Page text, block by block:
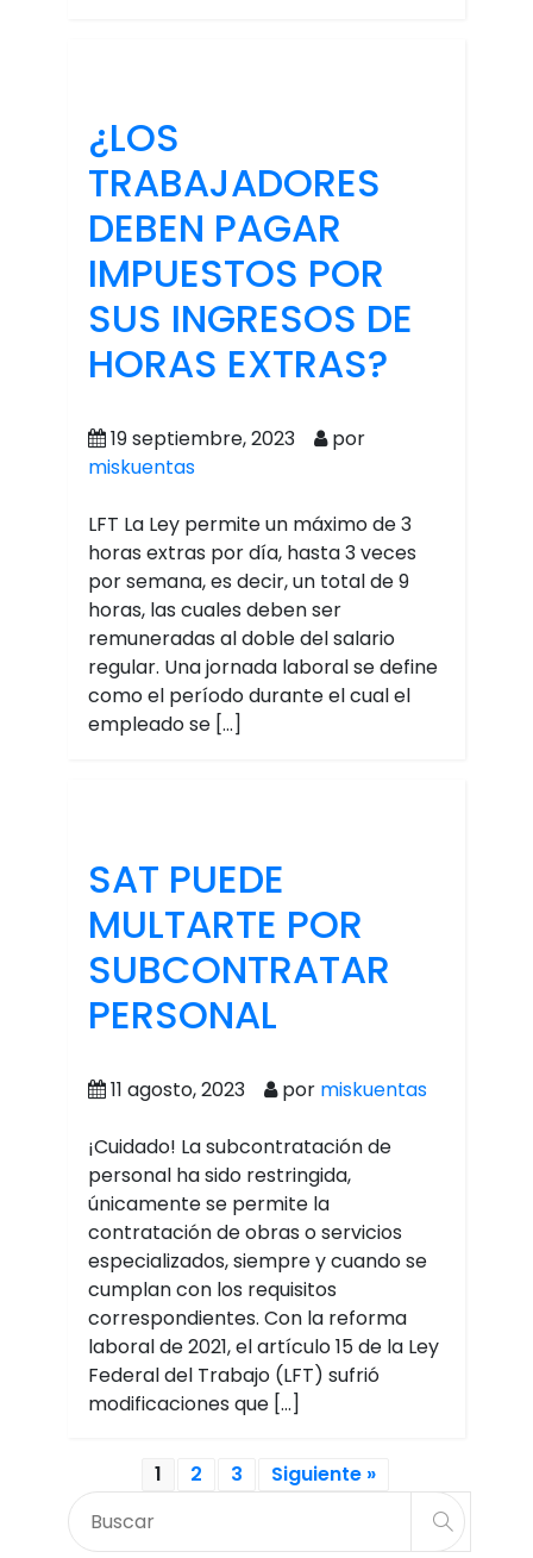
¿LOS
TRABAJADORES
DEBEN PAGAR
IMPUESTOS POR
SUS INGRESOS DE
HORAS EXTRAS?
19 septiembre, 2023
por
miskuentas
LFT La Ley permite un máximo de 3
horas extras por día, hasta 3 veces
por semana, es decir, un total de 9
horas, las cuales deben ser
remuneradas al doble del salario
regular. Una jornada laboral se define
como el período durante el cual el
empleado se […]
SAT PUEDE
MULTARTE POR
SUBCONTRATAR
PERSONAL
11 agosto, 2023 por miskuentas
¡Cuidado! La subcontratación de
personal ha sido restringida,
únicamente se permite la
contratación de obras o servicios
especializados, siempre y cuando se
cumplan con los requisitos
correspondientes. Con la reforma
laboral de 2021, el artículo 15 de la Ley
Federal del Trabajo (LFT) sufrió
modificaciones que […]
1 2 3 Siguiente »